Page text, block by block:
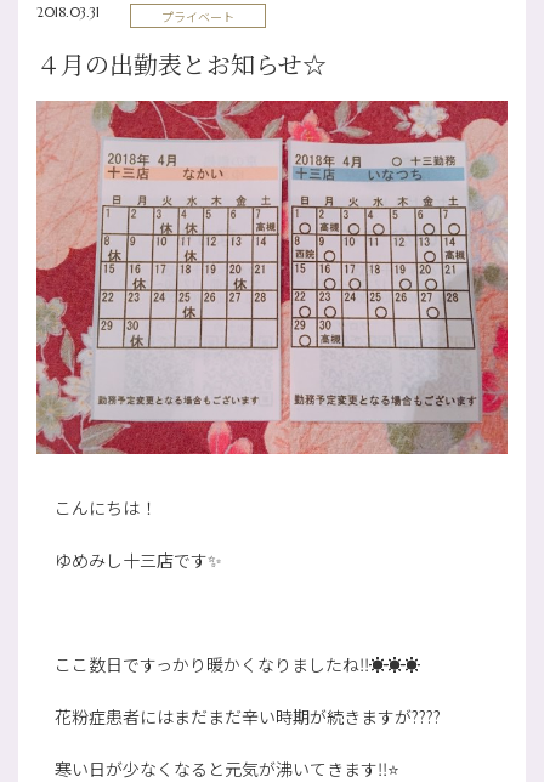
2018.03.31 プライベート
４月の出勤表とお知らせ☆
こんにちは！
ゆめみし十三店です✨
ここ数日ですっかり暖かくなりましたね‼☀☀☀
花粉症患者にはまだまだ辛い時期が続きますが????
寒い日が少なくなると元気が沸いてきます‼⭐